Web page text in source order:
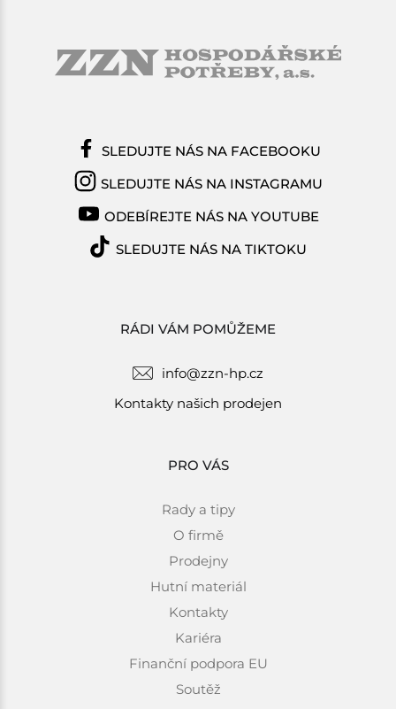
RÁDI VÁM POMŮŽEME
info@zzn-hp.cz
Kontakty našich prodejen
PRO VÁS
Rady a tipy
O firmě
Prodejny
Hutní materiál
Kontakty
Kariéra
Finanční podpora EU
Soutěž
SLEDUJTE NÁS NA FACEBOOKU
SLEDUJTE NÁS NA INSTAGRAMU
ODEBÍREJTE NÁS NA YOUTUBE
SLEDUJTE NÁS NA TIKTOKU